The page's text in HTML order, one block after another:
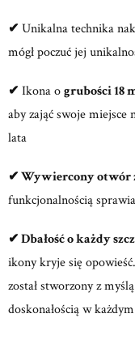
✔ Unikalna technika
mógł poczuć jej
✔ Ikona ogrubości 18
aby zająć swoje miejsce
lata
✔Wywiercony otwór
funkcjonalnością
✔Dbałość o każdy
ikony kryje się
został stworzony z
doskonałością w